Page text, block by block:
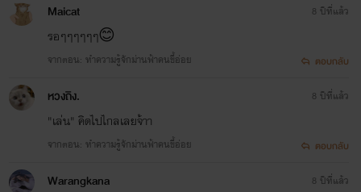
Maicat
รอๆๆๆๆๆๆ😊
จากตอน: ทำความรู้จักม่านฟ้าคนขี้อ่อย
8 ปีที่แล้ว
ตอบกลับ
หวงถิง.
"เล่น" คิดไปไกลเลยจ้าา
จากตอน: ทำความรู้จักม่านฟ้าคนขี้อ่อย
8 ปีที่แล้ว
ตอบกลับ
Warangkana 8 ปีที่แล้ว